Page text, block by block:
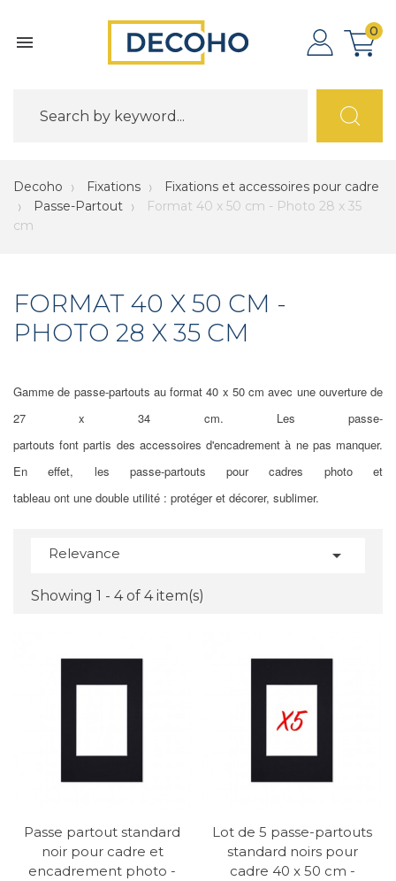

0
Decoho Fixations
Fixations et accessoires pour cadre
Passe-Partout
Format 40 x 50 cm - Photo 28 x 35
cm
FORMAT 40 X 50 CM -
PHOTO 28 X 35 CM
Gamme de passe-partouts au format 40 x 50 cm avec une ouverture de
27 x 34 cm. Les passe-
partouts font partis des accessoires d'encadrement à ne pas manquer.
En effet, les passe-partouts pour cadres photo et
tableau ont une double utilité : protéger et décorer, sublimer.
Relevance 
Showing 1 - 4 of 4 item(s)
Passe partout standard
noir pour cadre et
encadrement photo -
Lot de 5 passe-partouts
standard noirs pour
cadre 40 x 50 cm -